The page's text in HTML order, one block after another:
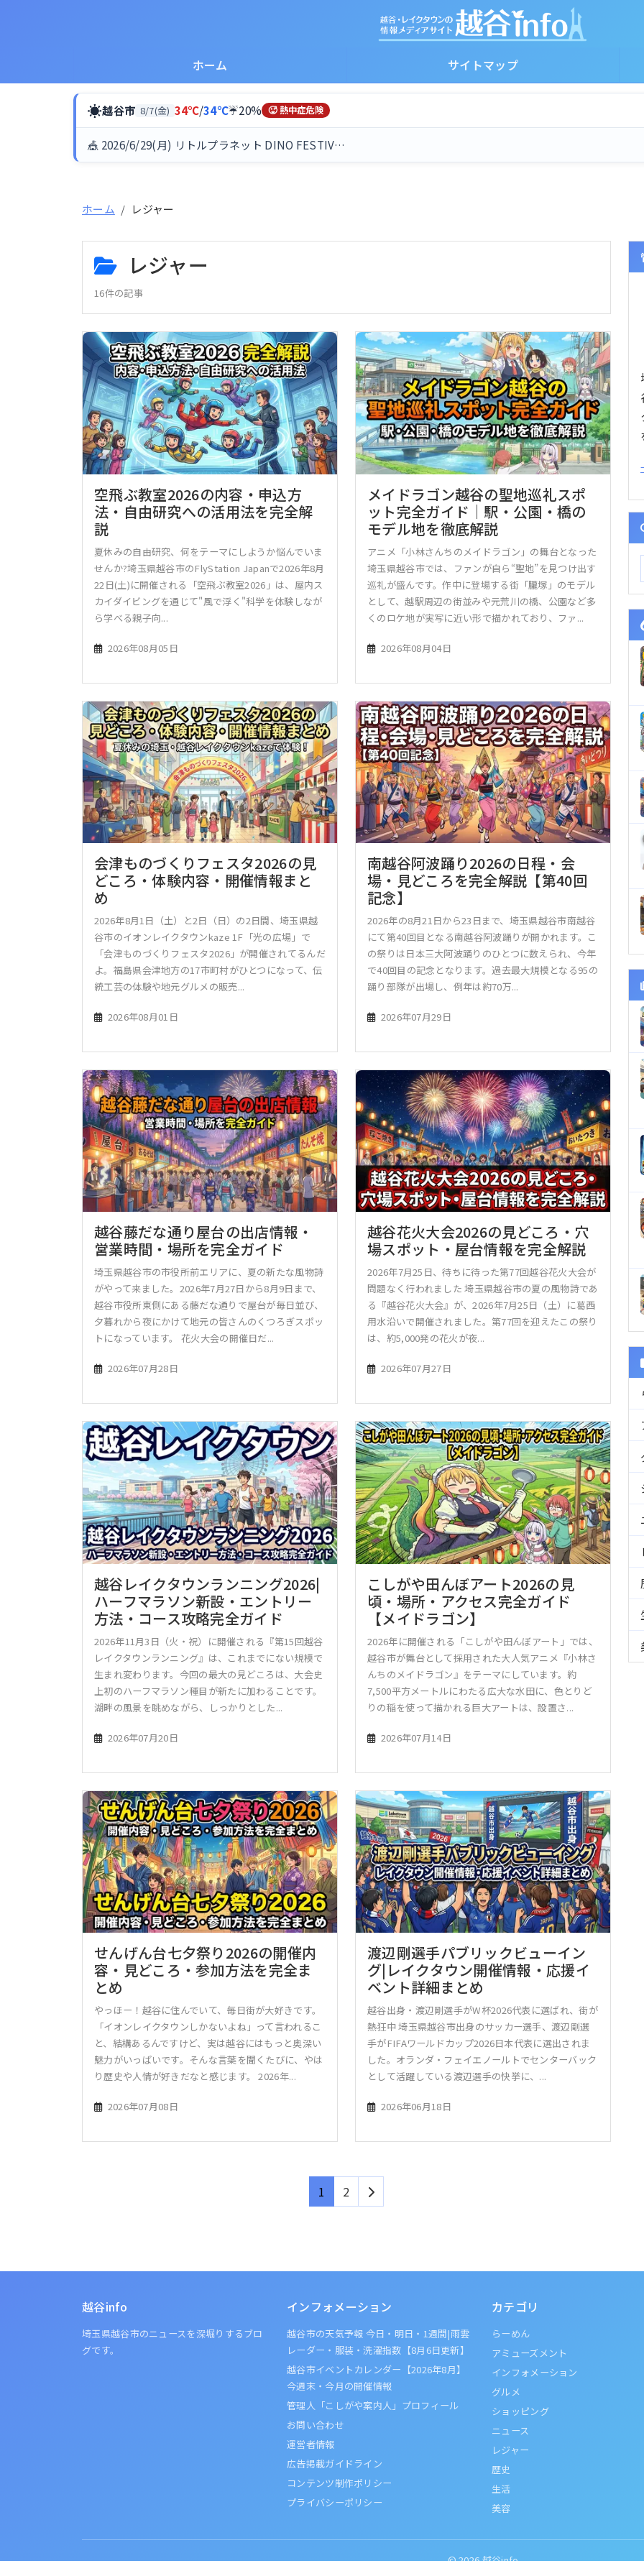
ホーム サイトマップ
☀越谷市 8/7(金) 34℃/34℃☔20% 🥵 熱中症危険
🎪 2026/6/29(月) リトルプラネット DINO FESTIV…
ホーム レジャー
レジャー
16件の記事
空飛ぶ教室2026の内容・申込方
法・自由研究への活用法を完全解
説
夏休みの自由研究、何をテーマにしようか悩んでいま
せんか?埼玉県越谷市のFlyStation Japanで2026年8月
22日(土)に開催される「空飛ぶ教室2026」は、屋内ス
カイダイビングを通じて"風で浮く"科学を体験しなが
ら学べる親子向...
2026年08月05日
メイドラゴン越谷の聖地巡礼スポ
ット完全ガイド｜駅・公園・橋の
モデル地を徹底解説
アニメ「小林さんちのメイドラゴン」の舞台となった
埼玉県越谷市では、ファンが自ら“聖地”を見つけ出す
巡礼が盛んです。作中に登場する街「朧塚」のモデル
として、越駅周辺の街並みや元荒川の橋、公園など多
くのロケ地が実写に近い形で描かれており、ファ...
2026年08月04日
会津ものづくりフェスタ2026の見
どころ・体験内容・開催情報まと
め
2026年8月1日（土）と2日（日）の2日間、埼玉県越
谷市のイオンレイクタウンkaze 1F「光の広場」で
「会津ものづくりフェスタ2026」が開催されてるんだ
よ。福島県会津地方の17市町村がひとつになって、伝
統工芸の体験や地元グルメの販売...
2026年08月01日
南越谷阿波踊り2026の日程・会
場・見どころを完全解説【第40回
記念】
2026年の8月21日から23日まで、埼玉県越谷市南越谷
にて第40回目となる南越谷阿波踊りが開かれます。こ
の祭りは日本三大阿波踊りのひとつに数えられ、今年
で40回目の記念となります。過去最大規模となる95の
踊り部隊が出場し、例年は約70万...
2026年07月29日
越谷藤だな通り屋台の出店情報・
営業時間・場所を完全ガイド
埼玉県越谷市の市役所前エリアに、夏の新たな風物詩
がやって来ました。2026年7月27日から8月9日まで、
越谷市役所東側にある藤だな通りで屋台が毎日並び、
夕暮れから夜にかけて地元の皆さんのくつろぎスポッ
トになっています。 花火大会の開催日だ...
2026年07月28日
越谷花火大会2026の見どころ・穴
場スポット・屋台情報を完全解説
2026年7月25日、待ちに待った第77回越谷花火大会が
問題なく行われました 埼玉県越谷市の夏の風物詩であ
る『越谷花火大会』が、2026年7月25日（土）に葛西
用水沿いで開催されました。第77回を迎えたこの祭り
は、約5,000発の花火が夜...
2026年07月27日
越谷レイクタウンランニング2026|
ハーフマラソン新設・エントリー
方法・コース攻略完全ガイド
2026年11月3日（火・祝）に開催される『第15回越谷
レイクタウンランニング』は、これまでにない規模で
生まれ変わります。今回の最大の見どころは、大会史
上初のハーフマラソン種目が新たに加わることです。
湖畔の風景を眺めながら、しっかりとした...
2026年07月20日
こしがや田んぼアート2026の見
頃・場所・アクセス完全ガイド
【メイドラゴン】
2026年に開催される「こしがや田んぼアート」では、
越谷市が舞台として採用された大人気アニメ『小林さ
んちのメイドラゴン』をテーマにしています。約
7,500平方メートルにわたる広大な水田に、色とりど
りの稲を使って描かれる巨大アートは、設置さ...
2026年07月14日
せんげん台七夕祭り2026の開催内
容・見どころ・参加方法を完全ま
とめ
やっほー！越谷に住んでいて、毎日街が大好きです。
「イオンレイクタウンしかないよね」って言われるこ
と、結構あるんですけど、実は越谷にはもっと奥深い
魅力がいっぱいです。そんな言葉を聞くたびに、やは
り歴史や人情が好きだなと感じます。 2026年...
2026年07月08日
渡辺剛選手パブリックビューイン
グ|レイクタウン開催情報・応援イ
ベント詳細まとめ
越谷出身・渡辺剛選手がW杯2026代表に選ばれ、街が
熱狂中 埼玉県越谷市出身のサッカー選手、渡辺剛選
手がFIFAワールドカップ2026日本代表に選出されま
した。オランダ・フェイエノールトでセンターバック
として活躍している渡辺選手の快挙に、...
2026年06月18日
1 2
越谷info
埼玉県越谷市のニュースを深堀りするブロ
グです。
インフォメーション
越谷市の天気予報 今日・明日・1週間|雨雲
レーダー・服装・洗濯指数【8月6日更新】
越谷市イベントカレンダー【2026年8月】
今週末・今月の開催情報
管理人「こしがや案内人」プロフィール
お問い合わせ
運営者情報
広告掲載ガイドライン
コンテンツ制作ポリシー
プライバシーポリシー
カテゴリ
らーめん
アミューズメント
インフォメーション
グルメ
ショッピング
ニュース
レジャー
歴史
生活
美容
© 2026越谷info